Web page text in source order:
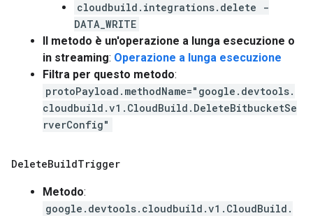
cloudbuild.integrations.delete -
DATA_WRITE
Il metodo è un'operazione a lunga esecuzione o
in streaming: Operazione a lunga esecuzione
Filtra per questo metodo:
protoPayload.methodName="google.devtools.
cloudbuild.v1.CloudBuild.DeleteBitbucketSe
rverConfig"
DeleteBuildTrigger
Metodo:
google.devtools.cloudbuild.v1.CloudBuild.